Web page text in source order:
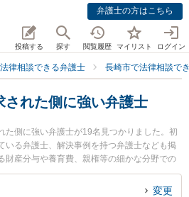
弁護士の方はこちら
投稿する 探す 閲覧履歴 マイリスト ログイン
律相談できる弁護士 長崎市で法律相談で
された側に強い弁護士
た側に強い弁護士が19名見つかりました。初
いる弁護士、解決事例を持つ弁護士なども掲
財産分与や養育費、親権等の細かな分野での
にベリーベスト法律事務所 長崎オフィスの草
ス 長崎事務所の相川 大祐弁護士、弁護士法
変更